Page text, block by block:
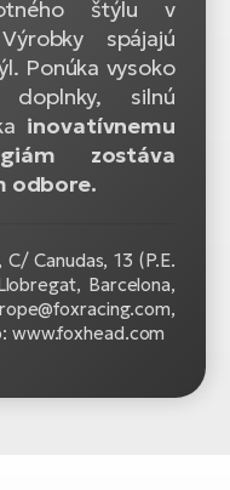
štýlu v
spájajú
Ponúka vysoko
silnú
inovatívnemu
zostáva
odbore.
Canudas, 13 (P.E.
Barcelona,
www.foxhead.com